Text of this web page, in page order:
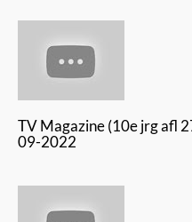
TV Magazine (10e jrg afl
09-2022